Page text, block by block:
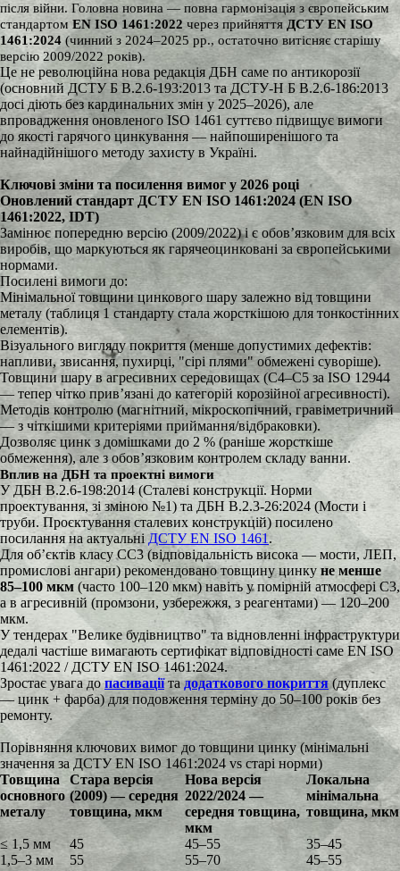
після війни. Головна новина — повна гармонізація з європейським
стандартомEN ISO 1461:2022 через прийняття ДСТУ EN ISO
1461:2024 (чинний з 2024–2025 рр., остаточно витісняє старішу
версію 2009/2022 років).
Це не революційна нова редакція ДБН саме по антикорозії
(основний ДСТУ Б В.2.6-193:2013 та ДСТУ-Н Б В.2.6-186:2013
досі діють без кардинальних змін у 2025–2026), але
впровадження оновленого ISO 1461 суттєво підвищує вимоги
до якості гарячого цинкування — найпоширенішого та
найнадійнішого методу захисту в Україні.
Ключові зміни та посилення вимог у 2026 році
Оновлений стандарт ДСТУ EN ISO 1461:2024 (EN ISO
1461:2022, IDT)
Замінює попередню версію (2009/2022) і є обов’язковим для всіх
виробів, що маркуються як гарячеоцинковані за європейськими
нормами.
Посилені вимоги до:
Мінімальної товщини цинкового шару залежно від товщини
металу (таблиця 1 стандарту стала жорсткішою для тонкостінних
елементів).
Візуального вигляду покриття (менше допустимих дефектів:
напливи, звисання, пухирці, "сірі плями" обмежені суворіше).
Товщини шару в агресивних середовищах (C4–C5 за ISO 12944
— тепер чітко прив’язані до категорій корозійної агресивності).
Методів контролю (магнітний, мікроскопічний, гравіметричний
— з чіткішими критеріями приймання/відбраковки).
Дозволяє цинк з домішками до 2 % (раніше жорсткіше
обмеження), але з обов’язковим контролем складу ванни.
Вплив на ДБН та проектні вимоги
У ДБН В.2.6-198:2014 (Сталеві конструкції. Норми
проектування, зі зміною №1) та ДБН В.2.3-26:2024 (Мости і
труби. Проєктування сталевих конструкцій) посилено
посилання на актуальніДСТУ EN ISO 1461.
Для об’єктів класу СС3 (відповідальність висока — мости, ЛЕП,
промислові ангари) рекомендовано товщину цинкуне менше
85–100 мкм (часто 100–120 мкм) навіть у помірній атмосфері C3,
а в агресивній (промзони, узбережжя, з реагентами) — 120–200
мкм.
У тендерах "Велике будівництво" та відновленні інфраструктури
дедалі частіше вимагають сертифікат відповідності саме EN ISO
1461:2022 / ДСТУ EN ISO 1461:2024.
Зростає увага допасиваціїтадодаткового покриття(дуплекс
— цинк + фарба) для подовження терміну до 50–100 років без
ремонту.
Порівняння ключових вимог до товщини цинку (мінімальні
значення за ДСТУ EN ISO 1461:2024 vs старі норми)
Товщина
основного
металу
Стара версія
(2009) — середня
товщина, мкм
Нова версія
2022/2024 —
середня товщина,
мкм
Локальна
мінімальна
товщина, мкм
≤ 1,5 мм 45 45–55
35–45
1,5–3 мм
55 55–70
45–55